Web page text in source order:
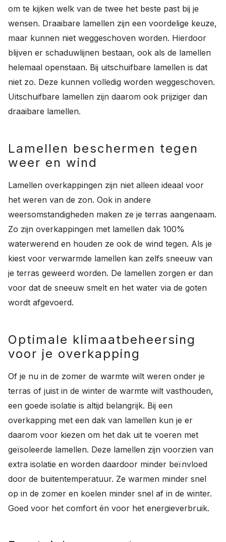
om te kijken welk van de twee het beste past bij je
wensen. Draaibare lamellen zijn een voordelige keuze,
maar kunnen niet weggeschoven worden. Hierdoor
blijven er schaduwlijnen bestaan, ook als de lamellen
helemaal openstaan. Bij uitschuifbare lamellen is dat
niet zo. Deze kunnen volledig worden weggeschoven.
Uitschuifbare lamellen zijn daarom ook prijziger dan
draaibare lamellen.
Lamellen beschermen tegen
weer en wind
Lamellen overkappingen zijn niet alleen ideaal voor
het weren van de zon. Ook in andere
weersomstandigheden maken ze je terras aangenaam.
Zo zijn overkappingen met lamellen dak 100%
waterwerend en houden ze ook de wind tegen. Als je
kiest voor verwarmde lamellen kan zelfs sneeuw van
je terras geweerd worden. De lamellen zorgen er dan
voor dat de sneeuw smelt en het water via de goten
wordt afgevoerd.
Optimale klimaatbeheersing
voor je overkapping
Of je nu in de zomer de warmte wilt weren onder je
terras of juist in de winter de warmte wilt vasthouden,
een goede isolatie is altijd belangrijk. Bij een
overkapping met een dak van lamellen kun je er
daarom voor kiezen om het dak uit te voeren met
geïsoleerde lamellen. Deze lamellen zijn voorzien van
extra isolatie en worden daardoor minder beïnvloed
door de buitentemperatuur. Ze warmen minder snel
op in de zomer en koelen minder snel af in de winter.
Goed voor het comfort én voor het energieverbruik.